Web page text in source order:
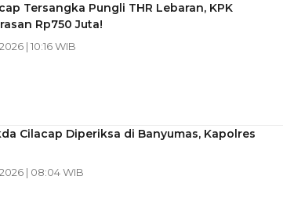
Tersangka Pungli THR Lebaran, KPK
Rp750 Juta!
| 10:16 WIB
Cilacap Diperiksa di Banyumas, Kapolres
| 08:04 WIB